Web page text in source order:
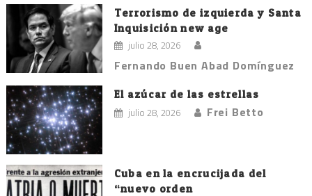
Terrorismo de izquierda y Santa
Inquisición new age
julio 28, 2026
Fernando Buen Abad Domínguez
El azúcar de las estrellas
julio 28, 2026 Frei Betto
Cuba en la encrucijada del
“nuevo orden